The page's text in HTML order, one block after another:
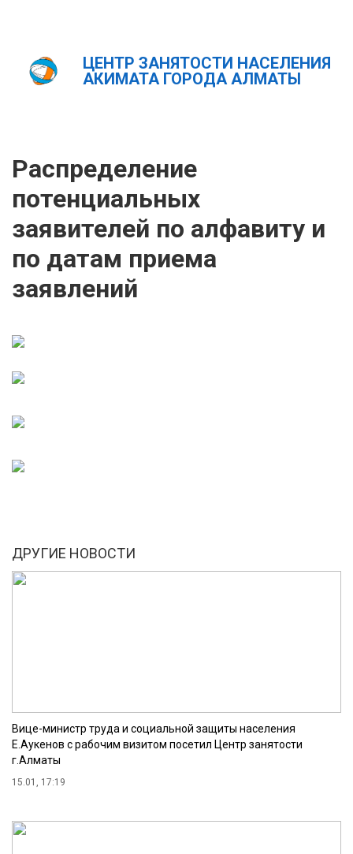
ЦЕНТР ЗАНЯТОСТИ НАСЕЛЕНИЯ
АКИМАТА ГОРОДА АЛМАТЫ
Главная
Новости
Распределение потенциальных заявителей по алфавиту и
Распределение
потенциальных
заявителей по алфавиту и
по датам приема
заявлений
ДРУГИЕ НОВОСТИ
Вице-министр труда и социальной защиты населения
Е.Аукенов с рабочим визитом посетил Центр занятости
г.Алматы
15.01, 17:19